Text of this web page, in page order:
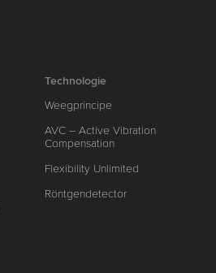
Technologie
Weegprincipe
AVC – Active Vibration
Compensation
Flexibility Unlimited
Röntgendetector